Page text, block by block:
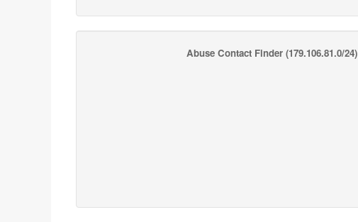
Abuse Contact Finder(179.106.81.0/24)